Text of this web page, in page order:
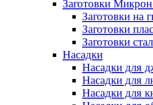
Заготовки
Заготовки на
Заготовки
Заготовки
Насадки
Насадки для
Насадки для
Насадки для